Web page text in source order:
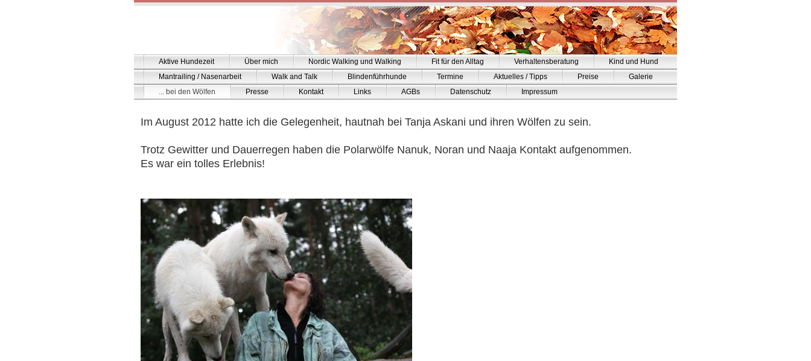
Aktive Hundezeit Über mich Nordic Walking und Walking Fit für den Alltag Verhaltensberatung
Kind und Hund
Mantrailing / Nasenarbeit
Walk and Talk Blindenführhunde Termine Aktuelles / Tipps Preise
Galerie
... bei den Wölfen
Presse Kontakt Links AGBs Datenschutz Impressum
Im August 2012 hatte ich die Gelegenheit, hautnah bei Tanja Askani und ihren Wölfen zu sein.
Trotz Gewitter und Dauerregen haben die Polarwölfe Nanuk, Noran und Naaja Kontakt aufgenommen.
Es war ein tolles Erlebnis!